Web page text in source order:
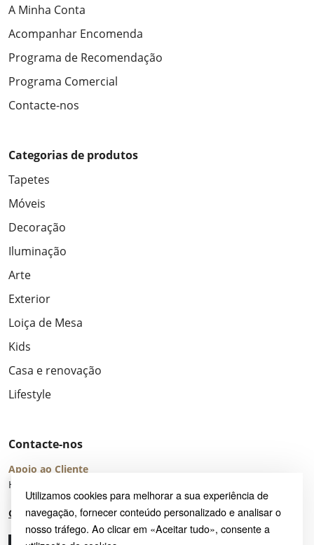
Utilizamos cookies para melhorar a sua experiência de
navegação, fornecer conteúdo personalizado e analisar o
nosso tráfego. Ao clicar em «Aceitar tudo», consente a
A Minha Conta
Acompanhar Encomenda
Programa de Recomendação
Programa Comercial
Contacte-nos
Categorias de produtos
Tapetes
Móveis
Decoração
Iluminação
Arte
Exterior
Loiça de Mesa
Kids
Casa e renovação
Lifestyle
Contacte-nos
Apoio ao Cliente
Horário de Atendimento: seg – sex 8:00 – 16:00 (UTC+2)
Centro de Ajuda